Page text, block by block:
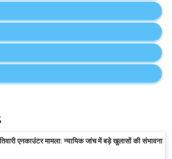
एनकाउंटर मामला: न्यायिक जांच में बड़े खुलासों की संभावना